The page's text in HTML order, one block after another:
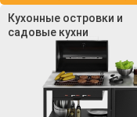
Кухонные островки и
садовые кухни